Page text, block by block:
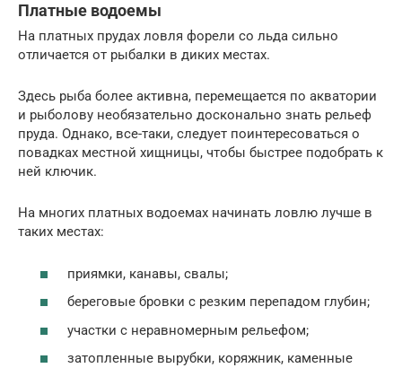
Платные водоемы
На платных прудах ловля форели со льда сильно
отличается от рыбалки в диких местах.
Здесь рыба более активна, перемещается по акватории
и рыболову необязательно досконально знать рельеф
пруда. Однако, все-таки, следует поинтересоваться о
повадках местной хищницы, чтобы быстрее подобрать к
ней ключик.
На многих платных водоемах начинать ловлю лучше в
таких местах:
приямки, канавы, свалы;
береговые бровки с резким перепадом глубин;
участки с неравномерным рельефом;
затопленные вырубки, коряжник, каменные